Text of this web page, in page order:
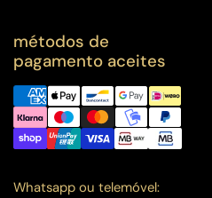
métodos de
pagamento aceites
Whatsapp ou telemóvel: